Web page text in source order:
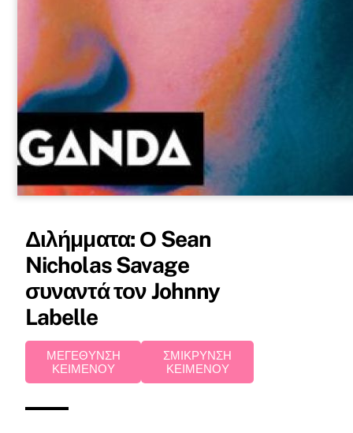
Διλήμματα: Ο Sean
Nicholas Savage
συναντά τον Johnny
Labelle
ΜΕΓΕΘΥΝΣΗ
ΚΕΙΜΕΝΟΥ
ΣΜΙΚΡΥΝΣΗ
ΚΕΙΜΕΝΟΥ